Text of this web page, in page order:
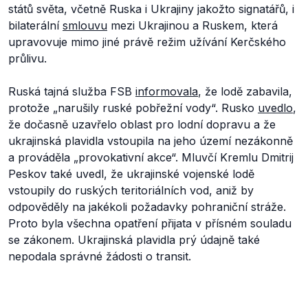
států světa, včetně Ruska i Ukrajiny jakožto signatářů, i
bilaterální smlouvu mezi Ukrajinou a Ruskem, která
upravovuje mimo jiné právě režim užívání Kerčského
průlivu.
Ruská tajná služba FSB informovala, že lodě zabavila,
protože „narušily ruské pobřežní vody“. Rusko uvedlo,
že dočasně uzavřelo oblast pro lodní dopravu a že
ukrajinská plavidla vstoupila na jeho území nezákonně
a prováděla „provokativní akce“. Mluvčí Kremlu Dmitrij
Peskov také uvedl, že ukrajinské vojenské lodě
vstoupily do ruských teritoriálních vod, aniž by
odpověděly na jakékoli požadavky pohraniční stráže.
Proto byla všechna opatření přijata v přísném souladu
se zákonem. Ukrajinská plavidla prý údajně také
nepodala správné žádosti o transit.